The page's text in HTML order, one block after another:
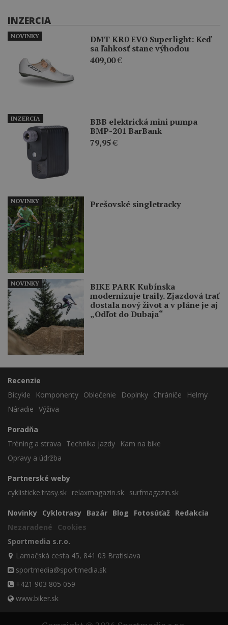
INZERCIA
DMT KR0 EVO Superlight: Keď
sa ľahkosť stane výhodou
409,00€
NOVINKY
BBB elektrická mini pumpa
BMP-201 BarBank
79,95€
INZERCIA
Prešovské singletracky
NOVINKY
BIKE PARK Kubínska
modernizuje traily. Zjazdová trať
dostala nový život a v pláne je aj
„Odľot do Dubaja“
NOVINKY
Recenzie
Bicykle
Komponenty Oblečenie Doplnky Chrániče
Helmy
Náradie Výživa
Poradňa
Tréning a strava
Technika jazdy
Kam na bike
Opravy a údržba
Partnerské weby
cyklisticke.trasy.sk relaxmagazin.sk surfmagazin.sk
Novinky Cyklotrasy Bazár Blog Fotosúťaž Redakcia
Nezaradené
Cookies
Sportmedia s.r.o.
Lamačská cesta 45, 841 03 Bratislava
sportmedia@sportmedia.sk
+421 903 805 059
www.biker.sk